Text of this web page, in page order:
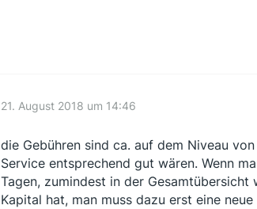
21. August 2018 um 14:46
die Gebühren sind ca. auf dem Niveau
Service entsprechend gut wären. Wenn
Tagen, zumindest in der
Kapital hat, man muss dazu erst eine